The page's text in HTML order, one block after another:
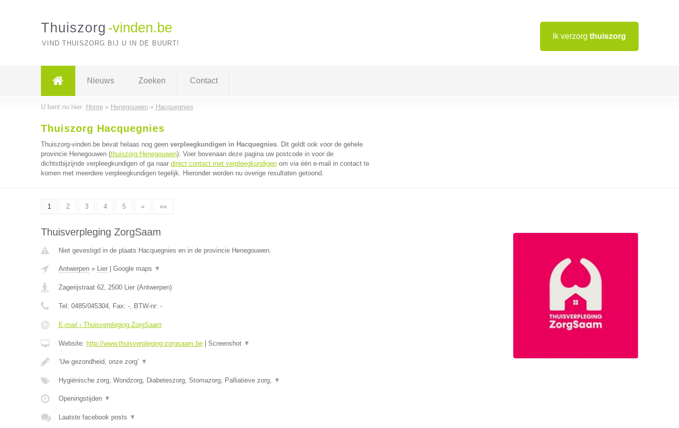
Ik verzorg thuiszorg
Thuiszorg -vinden.be
VIND THUISZORG BIJ U IN DE BUURT!
Nieuws Zoeken Contact
U bent nu hier: Home» Henegouwen» Hacquegnies
Thuiszorg Hacquegnies
Thuiszorg-vinden.be bevat helaas nog geen verpleegkundigen in Hacquegnies. Dit geldt ook voor de gehele
provincie Henegouwen (thuiszorg Henegouwen). Voer bovenaan deze pagina uw postcode in voor de
dichtstbijzijnde verpleegkundigen of ga naar direct contact met verpleegkundigenom via één e-mail in contact te
komen met meerdere verpleegkundigen tegelijk. Hieronder worden nu overige resultaten getoond.
1 2 3 4 5 » »»
Thuisverpleging ZorgSaam
Niet gevestigd in de plaats Hacquegnies en in de provincie Henegouwen.
Antwerpen» Lier| Google maps ▼
Zagerijstraat 62, 2500 Lier(Antwerpen)
Tel: 0485/045304, Fax: -, BTW-nr: -
E-mail › Thuisverpleging ZorgSaam
Website: http://www.thuisverpleging-zorgsaam.be| Screenshot ▼
‘Uw gezondheid, onze zorg’ ▼
Hygiënische zorg, Wondzorg, Diabeteszorg, Stomazorg, Palliatieve zorg, ▼
Openingstijden ▼
Laatste facebook posts ▼